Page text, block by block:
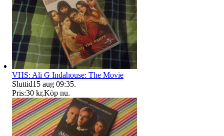
VHS: Ali G Indahouse: The Movie
Sluttid15 aug 09:35.
Pris:30 kr,Köp nu.